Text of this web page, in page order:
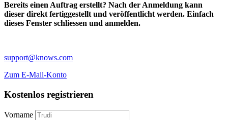
Bereits einen Auftrag erstellt? Nach der Anmeldung kann
dieser direkt fertiggestellt und veröffentlicht werden. Einfach
dieses Fenster schliessen und anmelden.
support@knows.com
Zum E-Mail-Konto
Kostenlos registrieren
Vorname